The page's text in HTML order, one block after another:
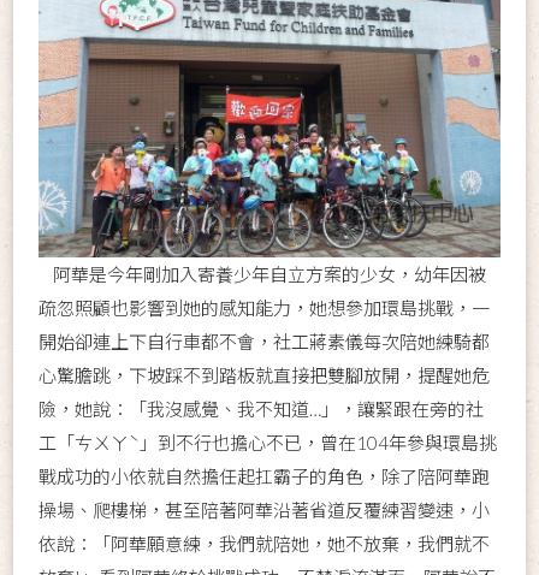
阿華是今年剛加入寄養少年自立方案的少女，幼年因被
疏忽照顧也影響到她的感知能力，她想參加環島挑戰，一
開始卻連上下自行車都不會，社工蔣素儀每次陪她練騎都
心驚膽跳，下坡踩不到踏板就直接把雙腳放開，提醒她危
險，她說：「我沒感覺、我不知道…」，讓緊跟在旁的社
工「ㄘㄨㄚˋ」到不行也擔心不已，曾在104年參與環島挑
戰成功的小依就自然擔任起扛霸子的角色，除了陪阿華跑
操場、爬樓梯，甚至陪著阿華沿著省道反覆練習變速，小
依說：「阿華願意練，我們就陪她，她不放棄，我們就不